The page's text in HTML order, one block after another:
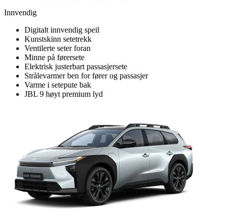
Innvendig
Digitalt innvendig speil
Kunstskinn setetrekk
Ventilerte seter foran
Minne på førersete
Elektrisk justerbart passasjersete
Strålevarmer ben for fører og passasjer
Varme i setepute bak
JBL 9 høyt premium lyd